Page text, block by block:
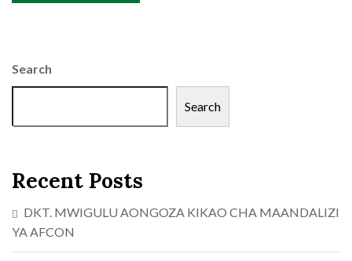
Search
Search
Recent Posts
DKT. MWIGULU AONGOZA KIKAO CHA MAANDALIZI
YA AFCON